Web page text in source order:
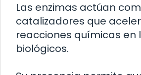
Las enzimas actúan
catalizadores que
reacciones químicas en
biológicos.